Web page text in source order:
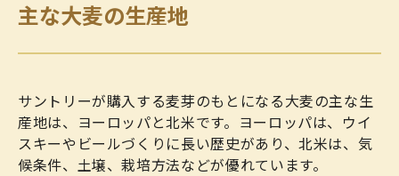
主な大麦の生産地
サントリーが購入する麦芽のもとになる大麦の主な生
産地は、ヨーロッパと北米です。ヨーロッパは、ウイ
スキーやビールづくりに長い歴史があり、北米は、気
候条件、土壌、栽培方法などが優れています。